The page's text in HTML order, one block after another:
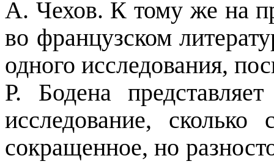
А. Чехов. К тому же на
во французском
одного исследования,
Р. Бодена
исследование,
сокращенное, но